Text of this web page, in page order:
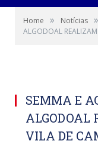
Home » Notícias »
ALGODOAL
SEMMA E
ALGODOAL
VILA DE